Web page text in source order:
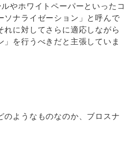
やホワイトペーパーといったコ
ソナライゼーション」と呼んで
に対してさらに適応しながら
を行うべきだと主張していま
ようなものなのか、ブロスナ